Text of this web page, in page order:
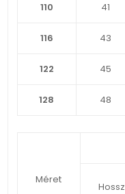
110 41
116 43
122 45
128 48
Méret
Hossz